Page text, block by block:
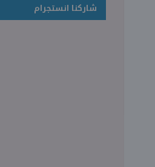
شاركنا انستجرام